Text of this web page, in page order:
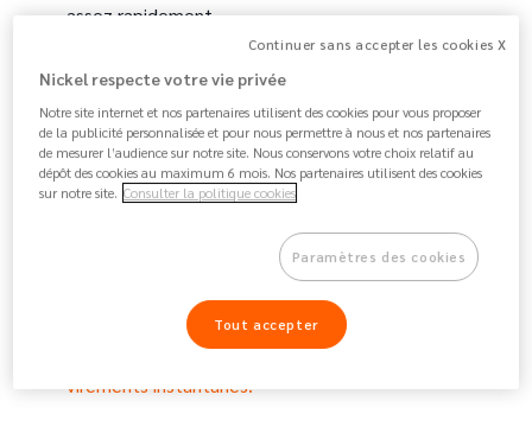
assez rapidement.
Effectuer un achat en ligne :
paiementn'est disponible, un compte en ligne peut
être la solution. Vous aurez à votre disposition
différents modes de paiements rapide et accessible :
Envoyer de l'argent rapidement :
d'envoyer de l'argent à un proche ou régler une
facture impayée. C’est facile et rapide avec les
virements instantanés.
Continuer sans accepter les cookies X
Nickel respecte votre vie privée
Notre site internet et nos partenaires utilisent des cookies pour vous proposer
de la publicité personnalisée et pour nous permettre à nous et nos partenaires
de mesurer l’audience sur notre site. Nous conservons votre choix relatif au
dépôt des cookies au maximum 6 mois. Nos partenaires utilisent des cookies
sur notre site. Consulter la politique cookies
Paramètres des cookies
Tout accepter